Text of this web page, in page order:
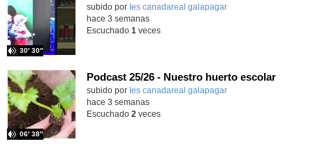
subido por Ies canadareal galapagar
30′ 30″
-
hace 3 semanas
Escuchado 1 veces
Podcast 25/26 - Nuestro huerto escolar
subido por Ies canadareal galapagar
06′ 38″
-
hace 3 semanas
Escuchado 2 veces